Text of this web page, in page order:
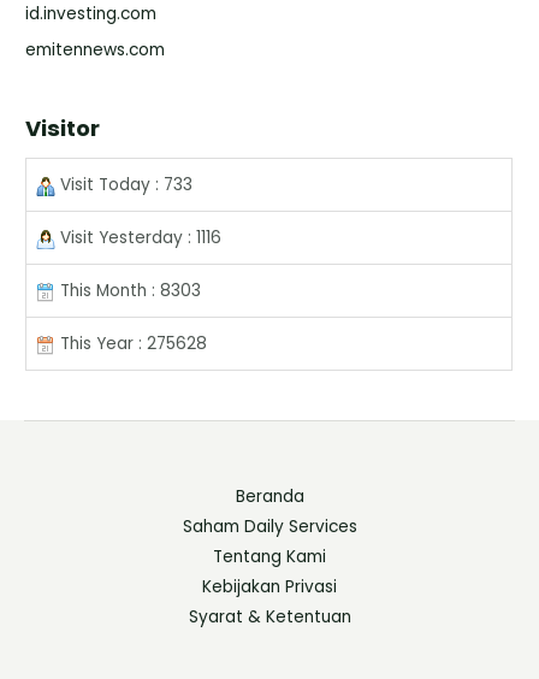
id.investing.com
emitennews.com
Visitor
Visit Today : 733
Visit Yesterday : 1116
This Month : 8303
This Year : 275628
Beranda
Saham Daily Services
Tentang Kami
Kebijakan Privasi
Syarat & Ketentuan